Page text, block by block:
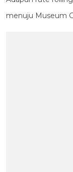
menuju Museum